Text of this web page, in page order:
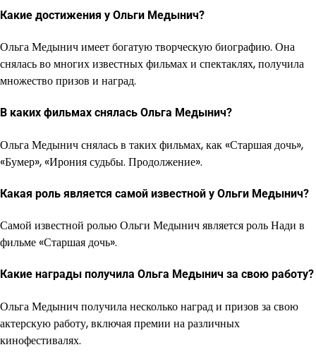
Какие достижения у Ольги Медынич?
Ольга Медынич имеет богатую творческую биографию. Она
снялась во многих известных фильмах и спектаклях, получила
множество призов и наград.
В каких фильмах снялась Ольга Медынич?
Ольга Медынич снялась в таких фильмах, как «Старшая дочь»,
«Бумер», «Ирония судьбы. Продолжение».
Какая роль является самой известной у Ольги Медынич?
Самой известной ролью Ольги Медынич является роль Нади в
фильме «Старшая дочь».
Какие награды получила Ольга Медынич за свою работу?
Ольга Медынич получила несколько наград и призов за свою
актерскую работу, включая премии на различных
кинофестивалях.